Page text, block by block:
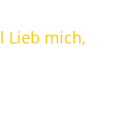
Lieb mich,